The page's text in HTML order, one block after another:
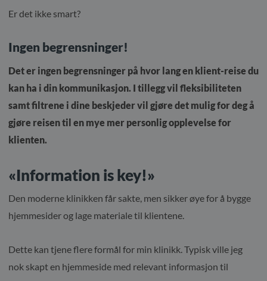
Er det ikke smart?
Ingen begrensninger!
Det er ingen begrensninger på hvor lang en klient-reise du
kan ha i din kommunikasjon. I tillegg vil fleksibiliteten
samt filtrene i dine beskjeder vil gjøre det mulig for deg å
gjøre reisen til en mye mer personlig opplevelse for
klienten.
«Information is key!»
Den moderne klinikken får sakte, men sikker øye for å bygge
hjemmesider og lage materiale til klientene.
Dette kan tjene flere formål for min klinikk. Typisk ville jeg
nok skapt en hjemmeside med relevant informasjon til